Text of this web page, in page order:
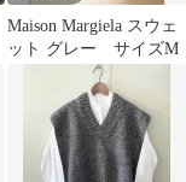
Maison Margiela スウェ
ット グレー サイズM